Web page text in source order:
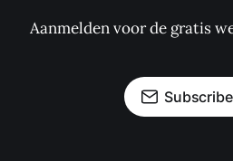
Aanmelden voor de gratis